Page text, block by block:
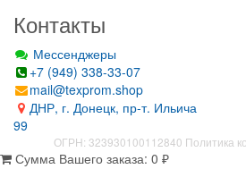
Контакты
Мессенджеры
+7 (949) 338-33-07
mail@texprom.shop
ДНР, г. Донецк, пр-т. Ильича
99
ОГРН: 323930100112840 Политика
Сумма Вашего заказа: 0 ₽